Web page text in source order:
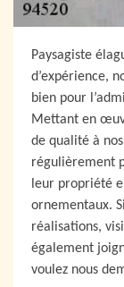
Paysagiste
d’expérience,
bien pour
Mettant en
de qualité à
régulièrement
leur propriété
ornementaux.
réalisations,
également
voulez nous